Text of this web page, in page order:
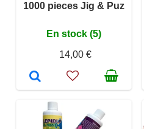
1000 pieces Jig & Puz
En stock (5)
14,00 €